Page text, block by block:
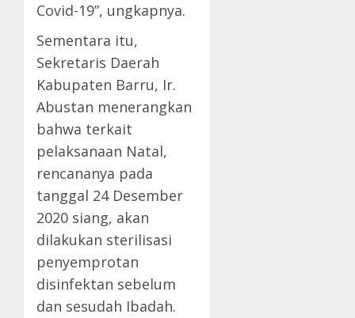
Covid-19”, ungkapnya.
Sementara itu,
Sekretaris Daerah
Kabupaten Barru, Ir.
Abustan menerangkan
bahwa terkait
pelaksanaan Natal,
rencananya pada
tanggal 24 Desember
2020 siang, akan
dilakukan sterilisasi
penyemprotan
disinfektan sebelum
dan sesudah Ibadah.